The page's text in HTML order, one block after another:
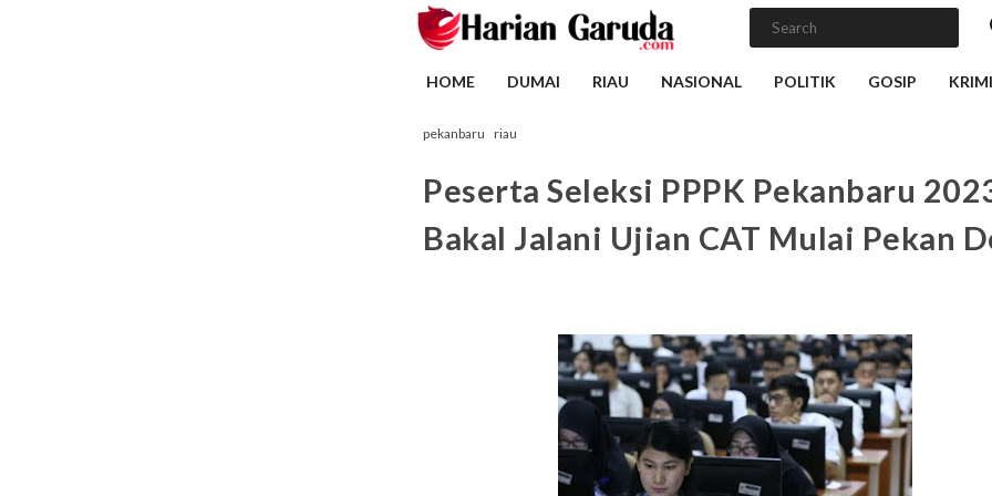
HOME DUMAI RIAU NASIONAL POLITIK GOSIP
pekanbaru riau
Peserta Seleksi PPPK Pekanbaru
Bakal Jalani Ujian CAT Mulai Pekan